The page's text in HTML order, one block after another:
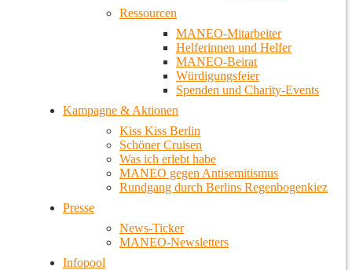
Ressourcen
MANEO-Mitarbeiter
Helferinnen und Helfer
MANEO-Beirat
Würdigungsfeier
Spenden und Charity-Events
Kampagne & Aktionen
Kiss Kiss Berlin
Schöner Cruisen
Was ich erlebt habe
MANEO gegen Antisemitismus
Rundgang durch Berlins Regenbogenkiez
Presse
News-Ticker
MANEO-Newsletters
Infopool